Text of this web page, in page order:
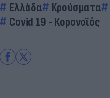
Ελλάδα Κρούσματα
Covid 19 - Κορονοϊός